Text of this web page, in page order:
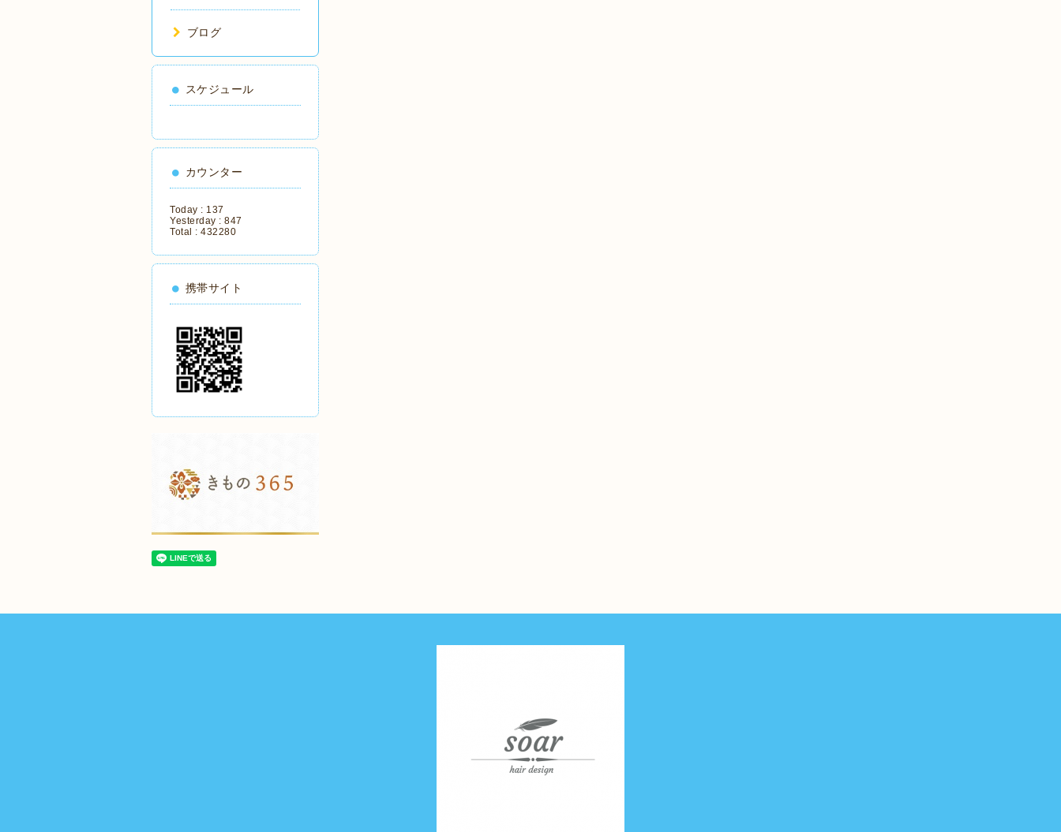
ブログ
スケジュール
カウンター
Today : 137
Yesterday : 847
Total : 432280
携帯サイト